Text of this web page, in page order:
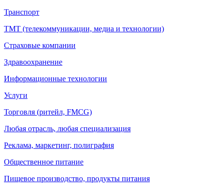
Транспорт
ТМТ (телекоммуникации, медиа и технологии)
Страховые компании
Здравоохранение
Информационные технологии
Услуги
Торговля (ритейл, FMCG)
Любая отрасль, любая специализация
Реклама, маркетинг, полиграфия
Общественное питание
Пищевое производство, продукты питания